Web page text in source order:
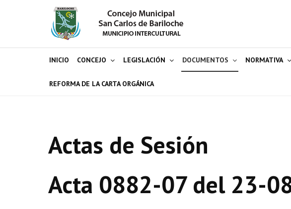
INICIO CONCEJO LEGISLACIÓN DOCUMENTOS NORMATIVA
REFORMA DE LA CARTA ORGÁNICA
Actas de Sesión
Acta 0882-07 del 23-